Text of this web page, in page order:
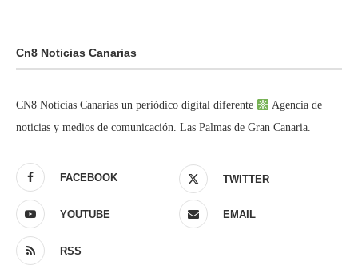
Cn8 Noticias Canarias
CN8 Noticias Canarias un periódico digital diferente
Agencia de
noticias y medios de comunicación. Las Palmas de Gran Canaria.
FACEBOOK TWITTER
YOUTUBE EMAIL
RSS